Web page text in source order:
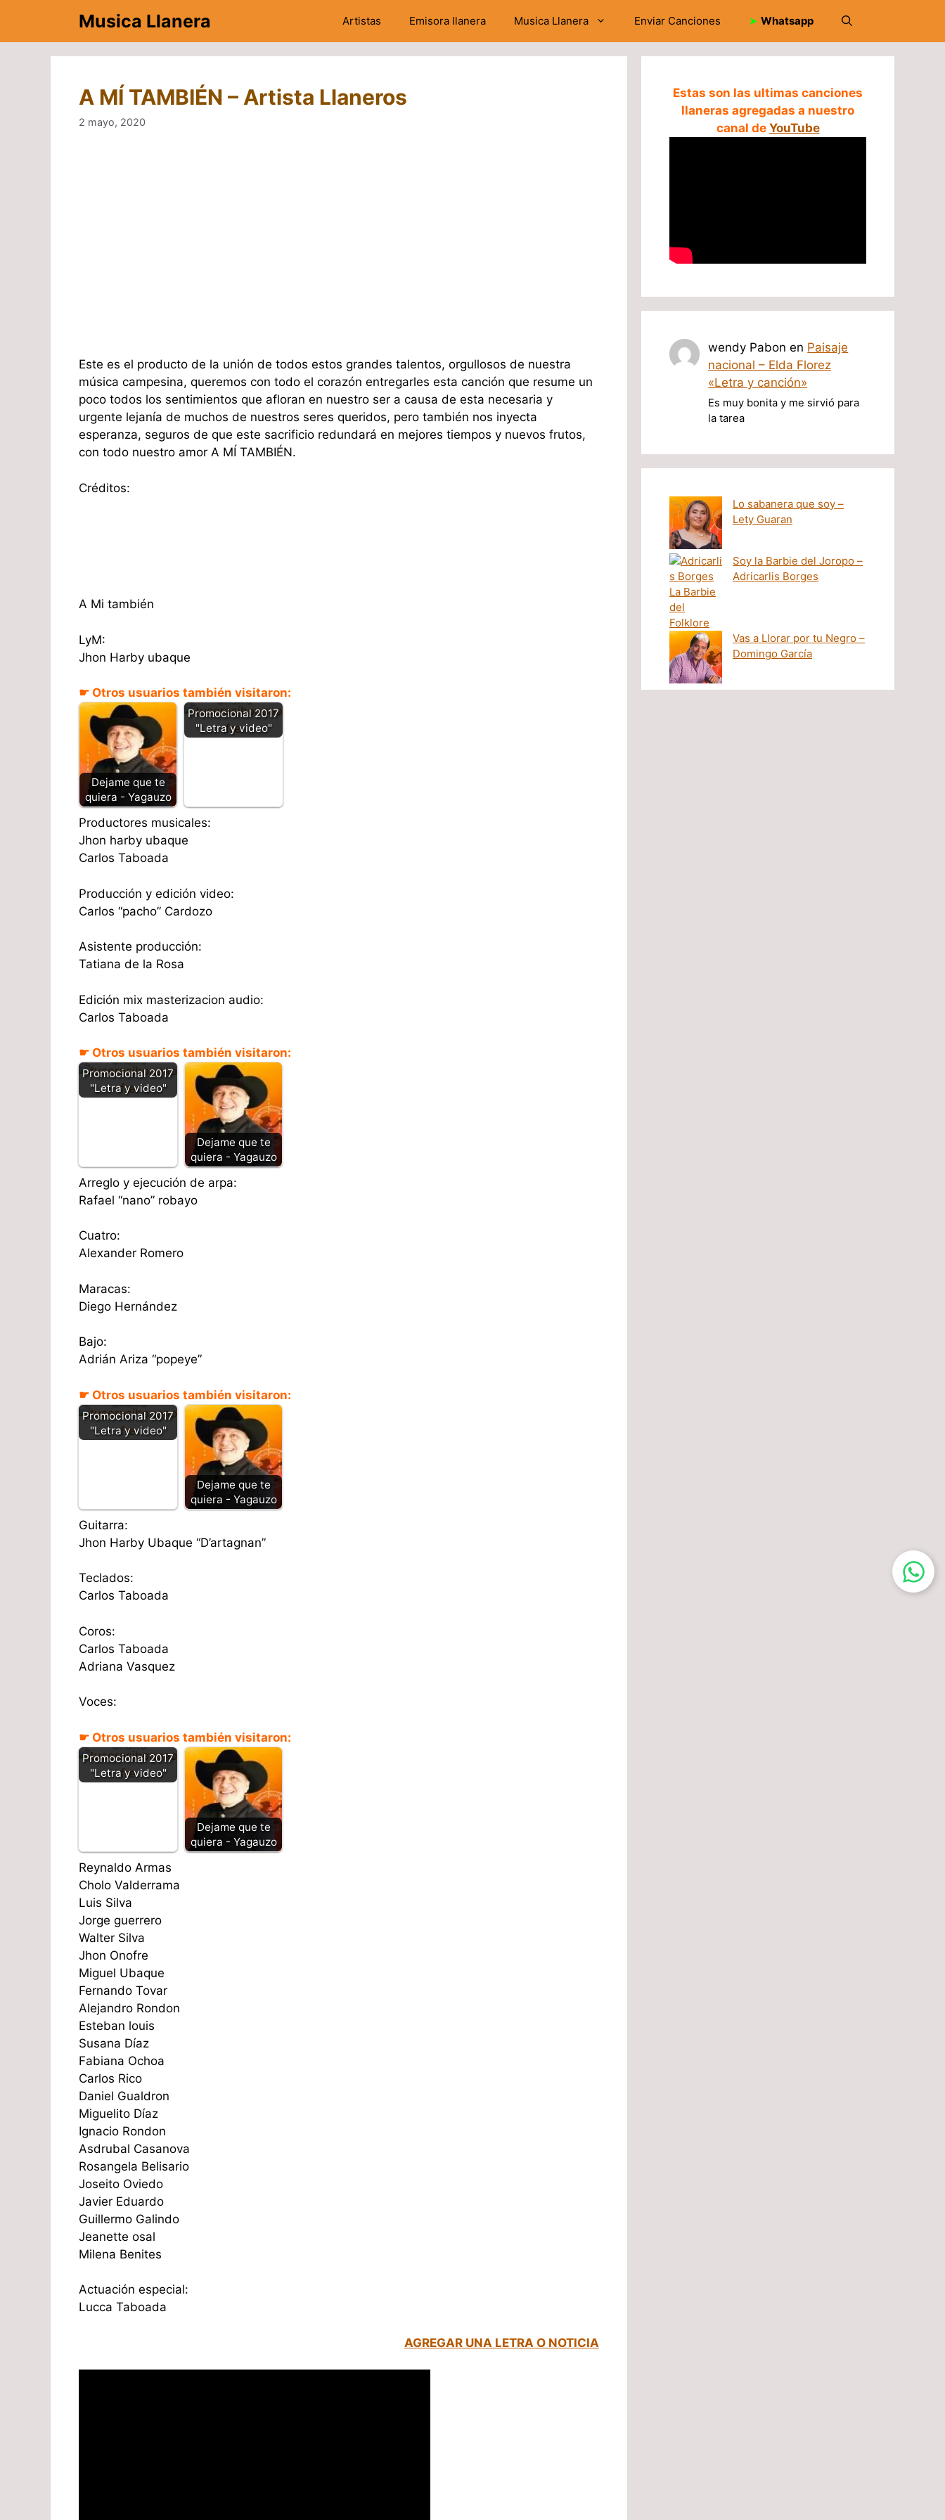
contenido
Musica Llanera Artistas Emisora llanera Musica Llanera Enviar Canciones ➤ Whatsapp
A MÍ TAMBIÉN – Artista Llaneros
2 mayo, 2020
Este es el producto de la unión de todos estos grandes talentos, orgullosos de nuestra
música campesina, queremos con todo el corazón entregarles esta canción que resume un
poco todos los sentimientos que afloran en nuestro ser a causa de esta necesaria y
urgente lejanía de muchos de nuestros seres queridos, pero también nos inyecta
esperanza, seguros de que este sacrificio redundará en mejores tiempos y nuevos frutos,
con todo nuestro amor A MÍ TAMBIÉN.
Créditos:
A Mi también
LyM:
Jhon Harby ubaque
☛ Otros usuarios también visitaron:
Dejame que te
quiera - Yagauzo
Tu seras - Jhon
Onofre
Promocional 2017
"Letra y video"
Productores musicales:
Jhon harby ubaque
Carlos Taboada
Producción y edición video:
Carlos “pacho” Cardozo
Asistente producción:
Tatiana de la Rosa
Edición mix masterizacion audio:
Carlos Taboada
☛ Otros usuarios también visitaron:
Onofre
Promocional 2017
"Letra y video"
Dejame que te
quiera - Yagauzo
Arreglo y ejecución de arpa:
Rafael “nano” robayo
Cuatro:
Alexander Romero
Maracas:
Diego Hernández
Bajo:
Adrián Ariza “popeye”
☛ Otros usuarios también visitaron:
Onofre
Promocional 2017
"Letra y video"
Dejame que te
quiera - Yagauzo
Guitarra:
Jhon Harby Ubaque “D’artagnan”
Teclados:
Carlos Taboada
Coros:
Carlos Taboada
Adriana Vasquez
Voces:
☛ Otros usuarios también visitaron:
Onofre
Promocional 2017
"Letra y video"
Dejame que te
quiera - Yagauzo
Reynaldo Armas
Cholo Valderrama
Luis Silva
Jorge guerrero
Walter Silva
Jhon Onofre
Miguel Ubaque
Fernando Tovar
Alejandro Rondon
Esteban louis
Susana Díaz
Fabiana Ochoa
Carlos Rico
Daniel Gualdron
Miguelito Díaz
Ignacio Rondon
Asdrubal Casanova
Rosangela Belisario
Joseito Oviedo
Javier Eduardo
Guillermo Galindo
Jeanette osal
Milena Benites
Actuación especial:
Lucca Taboada
AGREGAR UNA LETRA O NOTICIA
Estas son las ultimas canciones
llaneras agregadas a nuestro
canal de YouTube
wendy Pabon en Paisaje
nacional – Elda Florez
«Letra y canción»
Es muy bonita y me sirvió para
la tarea
Lo sabanera que soy –
Lety Guaran
Soy la Barbie del Joropo –
Adricarlis Borges
Vas a Llorar por tu Negro –
Domingo García